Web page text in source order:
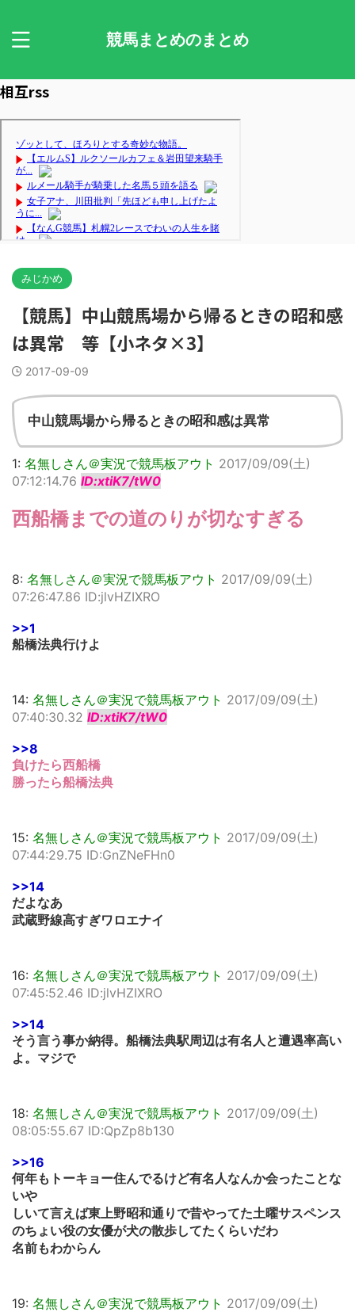
競馬まとめのまとめ
相互rss
みじかめ
【競馬】中山競馬場から帰るときの昭和感
は異常 等【小ネタ×3】
2017-09-09
中山競馬場から帰るときの昭和感は異常
1: 名無しさん＠実況で競馬板アウト 2017/09/09(土)
07:12:14.76 ID:xtiK7/tW0
西船橋までの道のりが切なすぎる
8: 名無しさん＠実況で競馬板アウト 2017/09/09(土)
07:26:47.86 ID:jlvHZIXRO
>>1
船橋法典行けよ
14: 名無しさん＠実況で競馬板アウト 2017/09/09(土)
07:40:30.32 ID:xtiK7/tW0
>>8
負けたら西船橋
勝ったら船橋法典
15: 名無しさん＠実況で競馬板アウト 2017/09/09(土)
07:44:29.75 ID:GnZNeFHn0
>>14
だよなあ
武蔵野線高すぎワロエナイ
16: 名無しさん＠実況で競馬板アウト 2017/09/09(土)
07:45:52.46 ID:jlvHZIXRO
>>14
そう言う事か納得。船橋法典駅周辺は有名人と遭遇率高い
よ。マジで
18: 名無しさん＠実況で競馬板アウト 2017/09/09(土)
08:05:55.67 ID:QpZp8b130
>>16
何年もトーキョー住んでるけど有名人なんか会ったことな
いや
しいて言えば東上野昭和通りで昔やってた土曜サスペンス
のちょい役の女優が犬の散歩してたくらいだわ
名前もわからん
19: 名無しさん＠実況で競馬板アウト 2017/09/09(土)